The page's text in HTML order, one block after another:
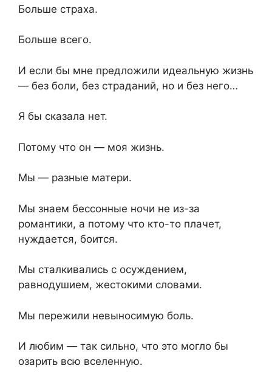
Больше страха.
Больше всего.
И если бы мне предложили идеальную жизнь
— без боли, без страданий, но и без него…
Я бы сказала нет.
Потому что он — моя жизнь.
Мы — разные матери.
Мы знаем бессонные ночи не из-за
романтики, а потому что кто-то плачет,
нуждается, боится.
Мы сталкивались с осуждением,
равнодушием, жестокими словами.
Мы пережили невыносимую боль.
И любим — так сильно, что это могло бы
озарить всю вселенную.